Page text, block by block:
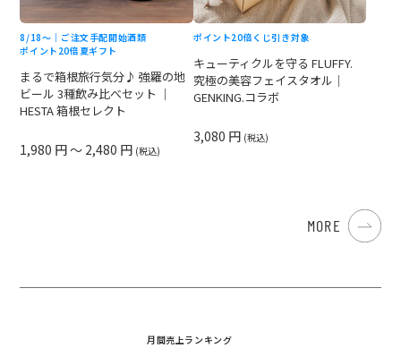
8/18〜｜ご注文手配開始酒類
ポイント20倍 夏ギフト
まるで箱根旅行気分♪ 強羅の地
ビール 3種飲み比べセット ｜
HESTA 箱根セレクト
1,980 円 ～ 2,480 円 (税込)
ポイント20倍 くじ引き対象
キューティクルを守る FLUFFY.
究極の美容フェイスタオル｜
GENKING.コラボ
3,080 円 (税込)
MORE
月間売上ランキング